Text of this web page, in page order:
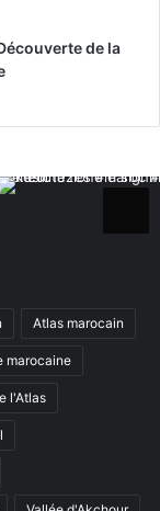
de la
Atlas marocain
marocaine
l'Atlas